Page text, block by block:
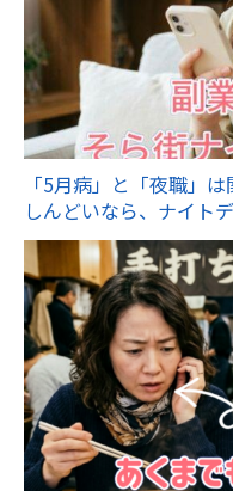
「5月病」と「夜職」
しんどいなら、ナイト